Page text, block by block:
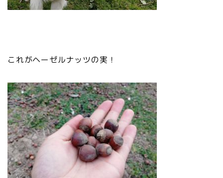
これがヘーゼルナッツの実！